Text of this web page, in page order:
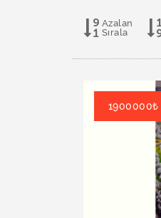
Azalan
Sırala
1900000₺